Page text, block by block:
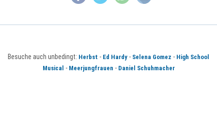
Besuche auch unbedingt: Herbst - Ed Hardy - Selena Gomez - High School
Musical - Meerjungfrauen - Daniel Schuhmacher